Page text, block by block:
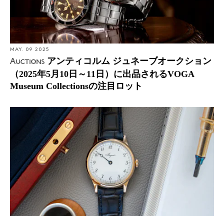
MAY. 09 2025
Auctions アンティコルム ジュネーブオークション
（2025年5月10日～11日）に出品されるVOGA
Museum Collectionsの注目ロット